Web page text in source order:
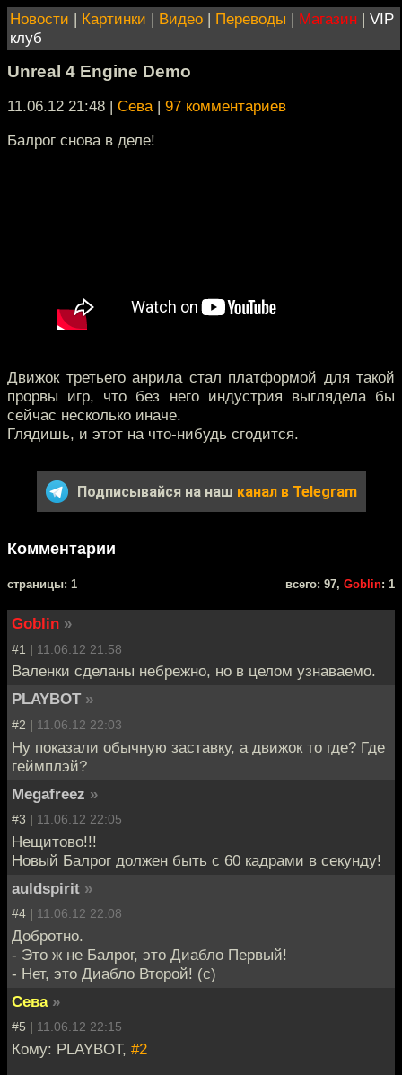
Новости | Картинки | Видео | Переводы | Магазин | VIP
клуб
Unreal 4 Engine Demo
11.06.12 21:48 | Сева| 97 комментариев
Балрог снова в деле!
Движок третьего анрила стал платформой для такой
прорвы игр, что без него индустрия выглядела бы
сейчас несколько иначе.
Глядишь, и этот на что-нибудь сгодится.
Подписывайся на наш канал в Telegram
Комментарии
cтраницы: 1 всего: 97, Goblin: 1
Goblin »
#1 | 11.06.12 21:58
Валенки сделаны небрежно, но в целом узнаваемо.
PLAYBOT »
#2 | 11.06.12 22:03
Ну показали обычную заставку, а движок то где? Где
геймплэй?
Megafreez »
#3 | 11.06.12 22:05
Нещитово!!!
Новый Балрог должен быть с 60 кадрами в секунду!
auldspirit »
#4 | 11.06.12 22:08
Добротно.
- Это ж не Балрог, это Диабло Первый!
- Нет, это Диабло Второй! (с)
Сева »
#5 | 11.06.12 22:15
Кому: PLAYBOT, #2